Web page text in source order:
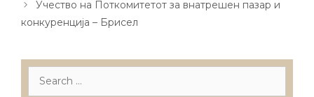
Учество на Поткомитетот за внатрешен пазар и
конкуренција – Брисел
Search